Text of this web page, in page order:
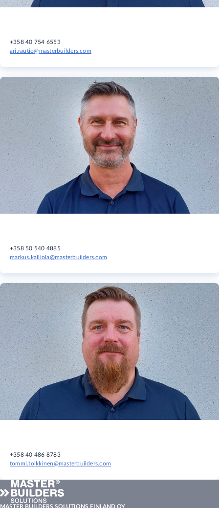
+358 40 754 6553
ari.rautio@masterbuilders.com
+358 50 540 4885
markus.kalliola@masterbuilders.com
+358 40 486 8783
tommi.tolkkinen@masterbuilders.com
MASTER BUILDERS SOLUTIONS FINLAND OY